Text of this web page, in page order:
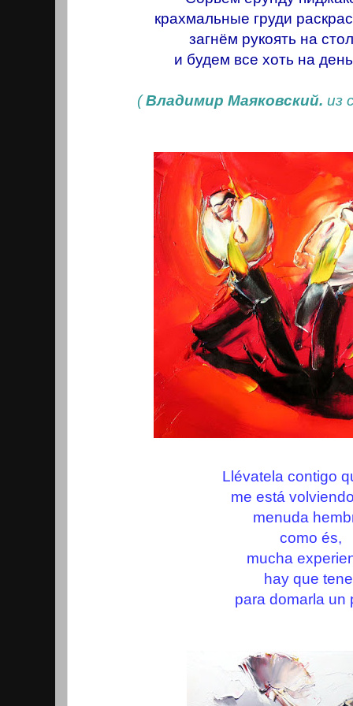
крахмальные груди
загнём рукоять на
и будем все хоть на
(Владимир Маяковский. из
Llévatela contigo
me está
menuda
como és,
mucha
hay que
para domarla un